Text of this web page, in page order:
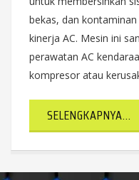
bekas, dan
kinerja AC. Mesin ini
perawatan AC
kompresor atau
SELENGKAPNYA...